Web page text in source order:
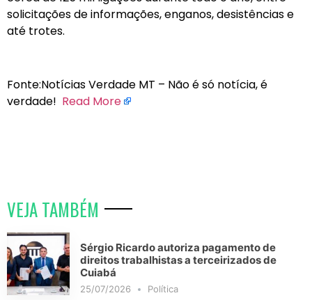
solicitações de informações, enganos, desistências e
até trotes.
Fonte:Notícias Verdade MT – Não é só notícia, é
verdade! Read More
VEJA TAMBÉM
Sérgio Ricardo autoriza pagamento de
direitos trabalhistas a terceirizados de
Cuiabá
25/07/2026 Política